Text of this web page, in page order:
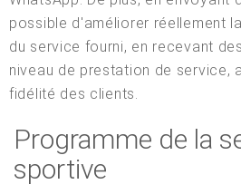
possible d'améliorer réellement
du service fourni, en recevant
niveau de prestation de service,
fidélité des clients.
Programme de la
sportive